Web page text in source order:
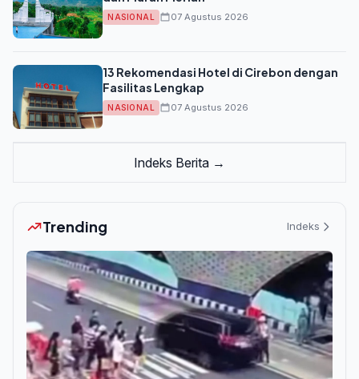
NASIONAL 07 Agustus 2026
13 Rekomendasi Hotel di Cirebon dengan
Fasilitas Lengkap
NASIONAL 07 Agustus 2026
Indeks Berita →
Trending Indeks